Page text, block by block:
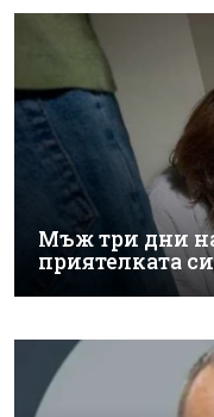
Мъж три дни
приятелката